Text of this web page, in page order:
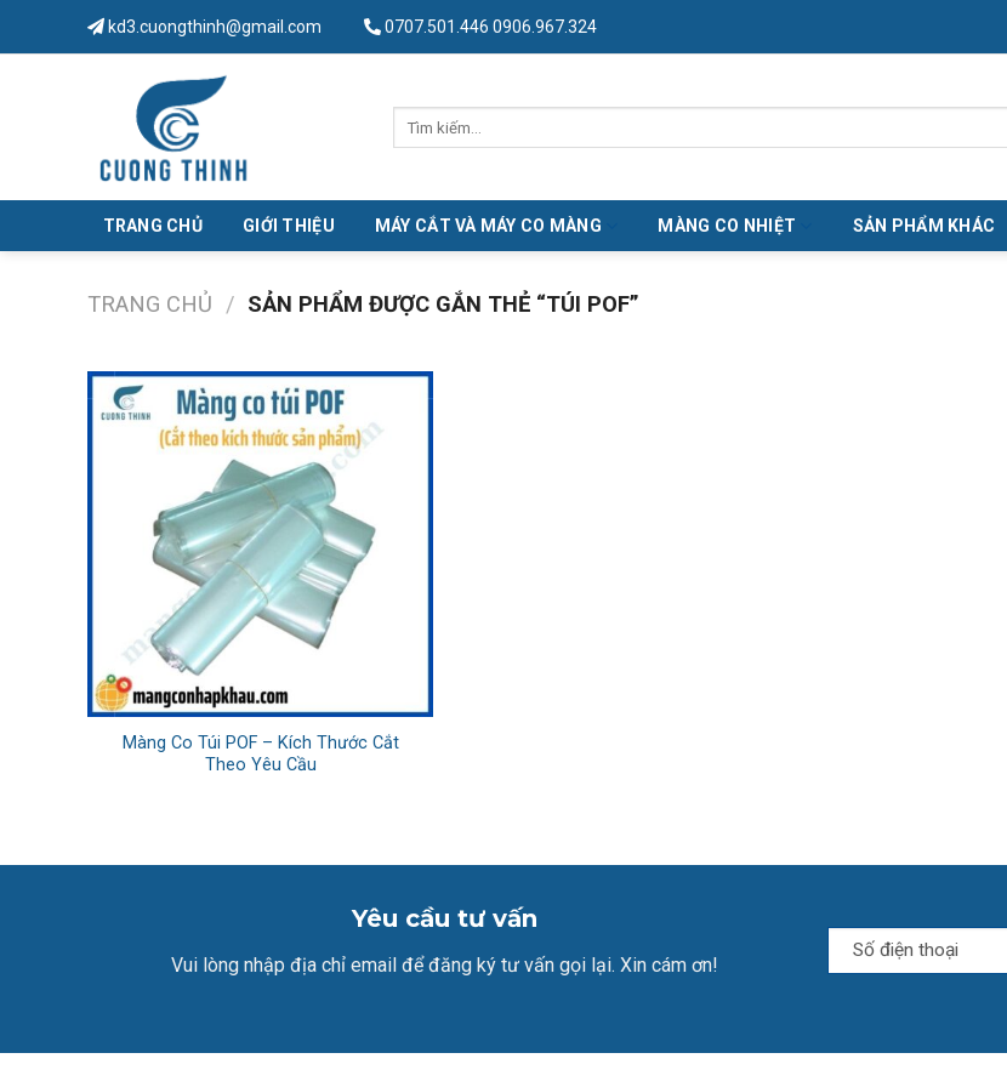
0707.501.446 0906.967.324
kd3.cuongthinh@gmail.com
TRANG CHỦ GIỚI THIỆU MÁY CẮT VÀ MÁY CO MÀNG MÀNG CO NHIỆT SẢN PHẨM KHÁC
TRANG CHỦ / SẢN PHẨM ĐƯỢC GẮN THẺ “TÚI POF”
Màng Co Túi POF – Kích Thước Cắt
Theo Yêu Cầu
Yêu cầu tư vấn
Vui lòng nhập địa chỉ email để đăng ký tư vấn gọi lại. Xin cám ơn!